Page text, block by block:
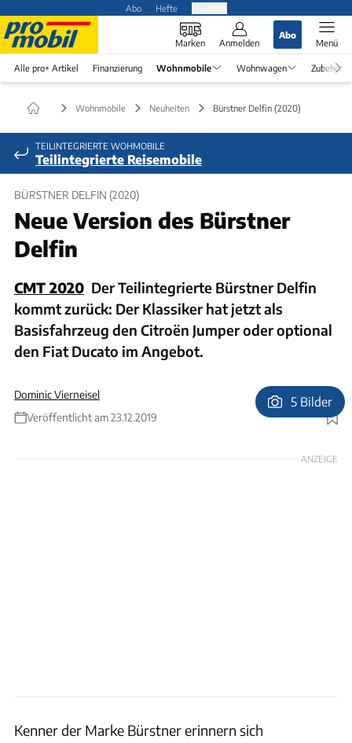
Abo Hefte
Marken Anmelden
Abo
Menü
Alle pro+ Artikel Finanzierung Wohnmobile Wohnwagen Zubehör
Wohnmobile Neuheiten Bürstner Delfin (2020)
TEILINTEGRIERTE WOHMOBILE
Teilintegrierte Reisemobile
BÜRSTNER DELFIN (2020)
Neue Version des Bürstner
Delfin
CMT 2020 Der Teilintegrierte Bürstner Delfin
kommt zurück: Der Klassiker hat jetzt als
Basisfahrzeug den Citroën Jumper oder optional
den Fiat Ducato im Angebot.
Dominic Vierneisel
Veröffentlicht am 23.12.2019
Foto: Bürstner
5 Bilder
ANZEIGE
Kenner der Marke Bürstner erinnern sich